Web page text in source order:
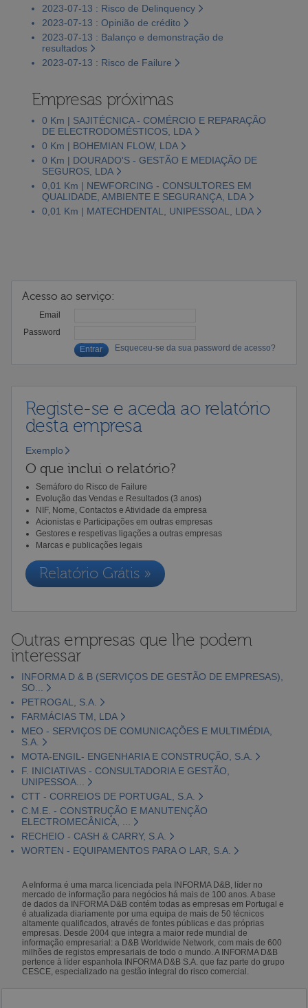
2023-07-13 : Risco de Delinquency
2023-07-13 : Opinião de crédito
2023-07-13 : Balanço e demonstração de
resultados
2023-07-13 : Risco de Failure
Empresas próximas
0 Km | SAJITÉCNICA - COMÉRCIO E REPARAÇÃO
DE ELECTRODOMÉSTICOS, LDA
0 Km | BOHEMIAN FLOW, LDA
0 Km | DOURADO'S - GESTÃO E MEDIAÇÃO DE
SEGUROS, LDA
0,01 Km | NEWFORCING - CONSULTORES EM
QUALIDADE, AMBIENTE E SEGURANÇA, LDA
0,01 Km | MATECHDENTAL, UNIPESSOAL, LDA
Acesso ao serviço:
Email
Password
Esqueceu-se da sua password de acesso?
Registe-se e aceda ao relatório
desta empresa
Exemplo
O que inclui o relatório?
Semáforo do Risco de Failure
Evolução das Vendas e Resultados (3 anos)
NIF, Nome, Contactos e Atividade da empresa
Acionistas e Participações em outras empresas
Gestores e respetivas ligações a outras empresas
Marcas e publicações legais
Relatório Grátis »
Outras empresas que lhe podem
interessar
INFORMA D & B (SERVIÇOS DE GESTÃO DE EMPRESAS),
SO...
PETROGAL, S.A.
FARMÁCIAS TM, LDA
MEO - SERVIÇOS DE COMUNICAÇÕES E MULTIMÉDIA,
S.A.
MOTA-ENGIL- ENGENHARIA E CONSTRUÇÃO, S.A.
F. INICIATIVAS - CONSULTADORIA E GESTÃO,
UNIPESSOA...
CTT - CORREIOS DE PORTUGAL, S.A.
C.M.E. - CONSTRUÇÃO E MANUTENÇÃO
ELECTROMECÂNICA, ...
RECHEIO - CASH & CARRY, S.A.
WORTEN - EQUIPAMENTOS PARA O LAR, S.A.
A eInforma é uma marca licenciada pela INFORMA D&B, líder no
mercado de informação para negócios há mais de 100 anos. A base
de dados da INFORMA D&B contém todas as empresas em Portugal e
é atualizada diariamente por uma equipa de mais de 50 técnicos
altamente qualificados, através de fontes públicas e das próprias
empresas. Desde 2004 que integra a maior rede mundial de
informação empresarial: a D&B Worldwide Network, com mais de 600
milhões de registos empresariais de todo o mundo. A INFORMA D&B
pertence à líder espanhola INFORMA D&B S.A. que faz parte do grupo
CESCE, especializado na gestão integral do risco comercial.